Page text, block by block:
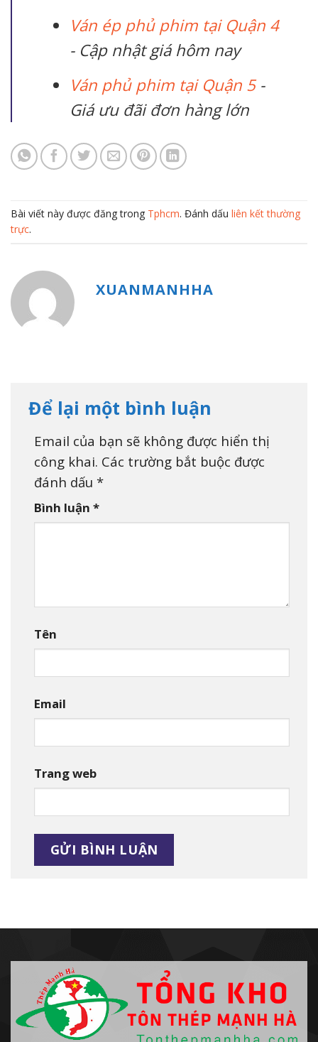
Ván ép phủ phim tại Quận 4
- Cập nhật giá hôm nay
Ván phủ phim tại Quận 5-
Giá ưu đãi đơn hàng lớn
Bài viết này được đăng trong Tphcm. Đánh dấu liên kết thường
trực.
XUANMANHHA
Để lại một bình luận
Email của bạn sẽ không được hiển thị
công khai. Các trường bắt buộc được
đánh dấu *
Bình luận *
Tên
Email
Trang web